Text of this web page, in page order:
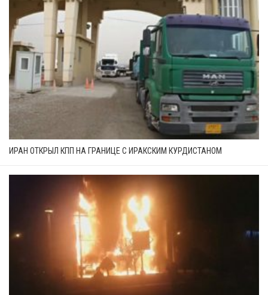
ИРАН ОТКРЫЛ КПП НА ГРАНИЦЕ С ИРАКСКИМ КУРДИСТАНОМ